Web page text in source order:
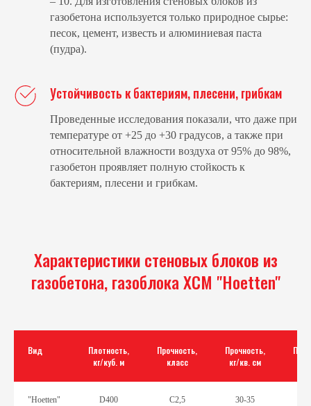
газобетона используется только природное сырье:
песок, цемент, известь и алюминиевая паста
(пудра).
Устойчивость к бактериям, плесени, грибкам
Проведенные исследования показали, что даже при
температуре от +25 до +30 градусов, а также при
относительной влажности воздуха от 95% до 98%,
газобетон проявляет полную стойкость к
бактериям, плесени и грибкам.
Характеристики стеновых блоков из
газобетона, газоблока ХСМ "Hoetten"
Вид
Плотность,
кг/куб. м
Прочность,
класс
Прочность,
кг/кв. см
"Hоetten" D400 С2,5 30-35